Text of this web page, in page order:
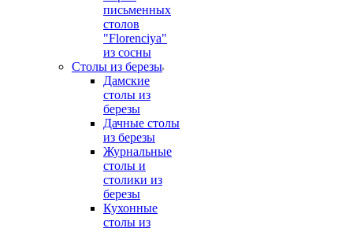
письменных
столов
"Florenciya"
из сосны
Столы из березы
Дамские
столы из
березы
Дачные столы
из березы
Журнальные
столы и
столики из
березы
Кухонные
столы из